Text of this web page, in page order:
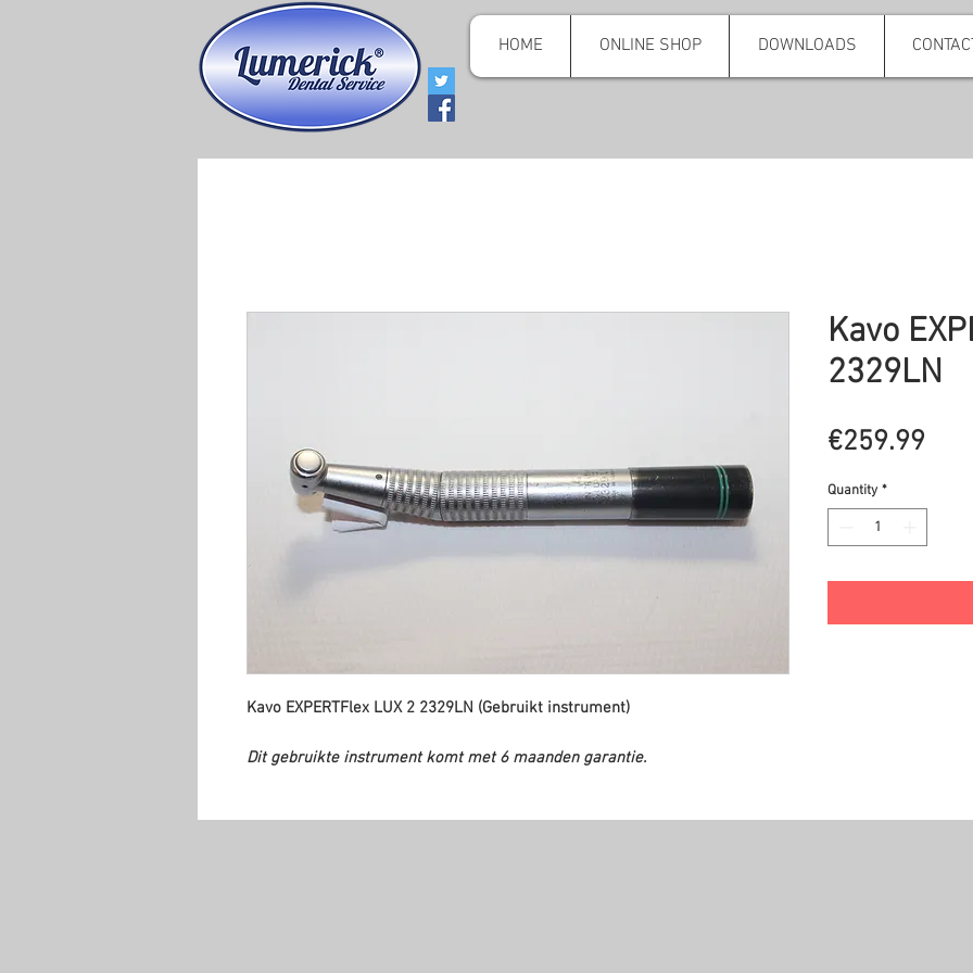
HOME ONLINE SHOP DOWNLOADS
Kavo EXPERTFlex LUX 2 2329LN (Gebruikt instrument)
Dit gebruikte instrument komt met 6 maanden garantie.
Kavo
2329LN
€259.99
Quantity *